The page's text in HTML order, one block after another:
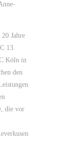
Jahre
13.
Köln in
den
die vor